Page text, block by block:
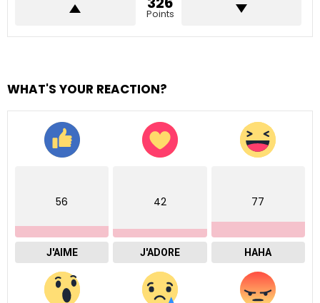
Points
WHAT'S YOUR REACTION?
56
J'AIME
42
J'ADORE
77
HAHA